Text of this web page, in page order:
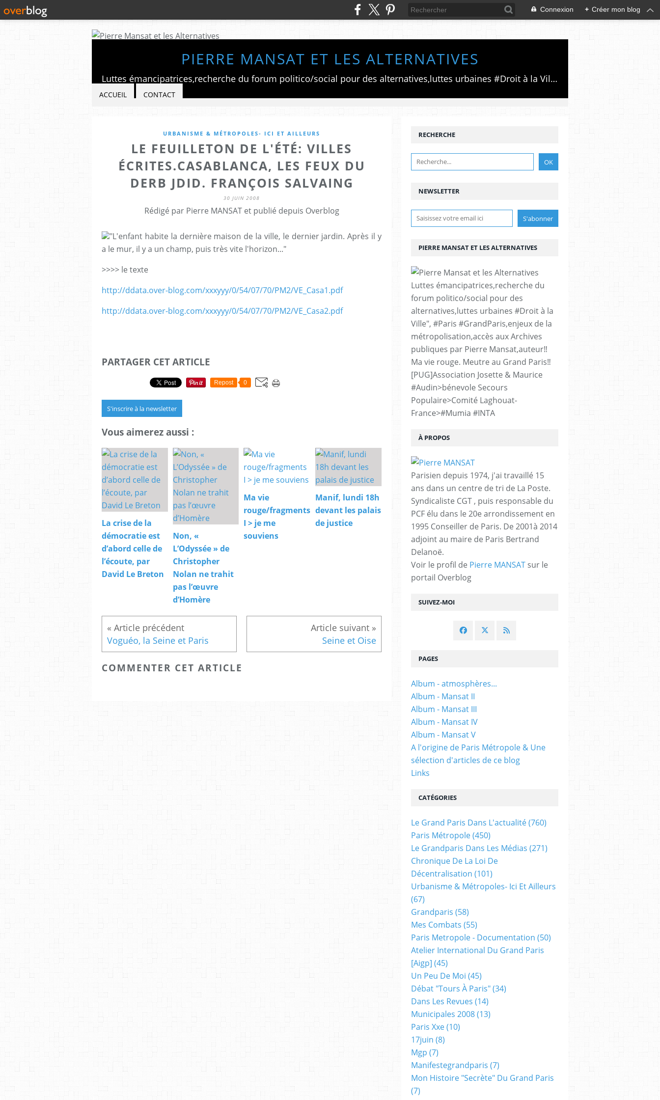
Connexion + Créer mon blog
PIERRE MANSAT ET LES ALTERNATIVES
Luttes émancipatrices,recherche du forum politico/social pour des alternatives,luttes urbaines #Droit à la Ville", #Paris #GrandParis,enjeux de la métropolisation,accès aux Archives publiques par Pierre Mansat,auteur‼️Ma vie rouge. Meutre au Grand Paris‼️[PUG]Association Josette & Maurice #Audin>bénevole Secours Populaire>Comité Laghouat-France>#Mumia #INTA
ACCUEIL CONTACT
URBANISME & MÉTROPOLES- ICI ET AILLEURS
LE FEUILLETON DE L'ÉTÉ: VILLES
ÉCRITES.CASABLANCA, LES FEUX DU
DERB JDID. FRANÇOIS SALVAING
30 JUIN 2008
Rédigé par Pierre MANSAT et publié depuis Overblog
"L'enfant habite la dernière maison de la ville, le dernier jardin. Après il y
a le mur, il y a un champ, puis très vite l'horizon..."
>>>> le texte
http://ddata.over-blog.com/xxxyyy/0/54/07/70/PM2/VE_Casa1.pdf
http://ddata.over-blog.com/xxxyyy/0/54/07/70/PM2/VE_Casa2.pdf
PARTAGER CET ARTICLE
Repost 0
S'inscrire à la newsletter
Vous aimerez aussi :
La crise de la
démocratie est
d’abord celle de
l’écoute, par
David Le Breton
Non, «
L’Odyssée » de
Christopher
Nolan ne trahit
pas l’œuvre
d’Homère
Ma vie
rouge/fragments
I > je me
souviens
Manif, lundi 18h
devant les palais
de justice
Voguéo, la Seine et Paris Seine et Oise
COMMENTER CET ARTICLE
NEWSLETTER
SUIVEZ-MOI
RECHERCHE
PIERRE MANSAT ET LES ALTERNATIVES
Luttes émancipatrices,recherche du
forum politico/social pour des
alternatives,luttes urbaines #Droit à la
Ville", #Paris #GrandParis,enjeux de la
métropolisation,accès aux Archives
publiques par Pierre Mansat,auteur‼️
Ma vie rouge. Meutre au Grand Paris‼️
[PUG]Association Josette & Maurice
#Audin>bénevole Secours
Populaire>Comité Laghouat-
France>#Mumia #INTA
À PROPOS
Parisien depuis 1974, j'ai travaillé 15
ans dans un centre de tri de La Poste.
Syndicaliste CGT , puis responsable du
PCF élu dans le 20e arrondissement en
1995 Conseiller de Paris. De 2001à 2014
adjoint au maire de Paris Bertrand
Delanoë.
Voir le profil de Pierre MANSAT sur le
portail Overblog
PAGES
Album - atmosphères...
Album - Mansat II
Album - Mansat III
Album - Mansat IV
Album - Mansat V
A l'origine de Paris Métropole & Une
sélection d'articles de ce blog
Links
CATÉGORIES
Le Grand Paris Dans L'actualité(760)
Paris Métropole(450)
Le Grandparis Dans Les Médias (271)
Chronique De La Loi De
Décentralisation (101)
Urbanisme & Métropoles- Ici Et Ailleurs
(67)
Grandparis (58)
Mes Combats (55)
Paris Metropole - Documentation (50)
Atelier International Du Grand Paris
[aigp] (45)
Un Peu De Moi (45)
Débat "tours À Paris"(34)
Dans Les Revues (14)
Municipales 2008(13)
Paris Xxe(10)
17juin (8)
Mgp (7)
Manifestegrandparis (7)
Mon Histoire "secrète" Du Grand Paris
(7)